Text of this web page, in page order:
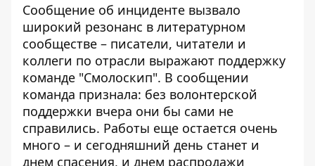
Сообщение об инциденте вызвало
широкий резонанс в литературном
сообществе – писатели, читатели и
коллеги по отрасли выражают поддержку
команде "Смолоскип". В сообщении
команда признала: без волонтерской
поддержки вчера они бы сами не
справились. Работы еще остается очень
много – и сегодняшний день станет и
днем ​​спасения, и днем ​​распродажи